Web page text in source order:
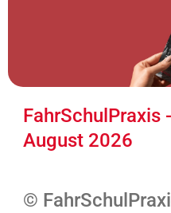
FahrSchulPraxis
August 2026
©